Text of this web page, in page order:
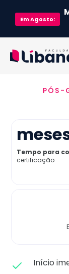
EmAgosto:
EmentaPÓS-
Tempo para
certificação
Início